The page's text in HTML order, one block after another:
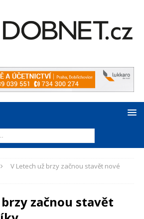
V Letech už brzy začnou stavět nové
začnou stavět